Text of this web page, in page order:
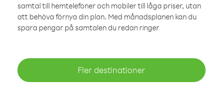
samtal till hemtelefoner och mobiler till låga priser, utan
att behöva förnya din plan. Med månadsplanen kan du
spara pengar på samtalen du redan ringer
Fler destinationer